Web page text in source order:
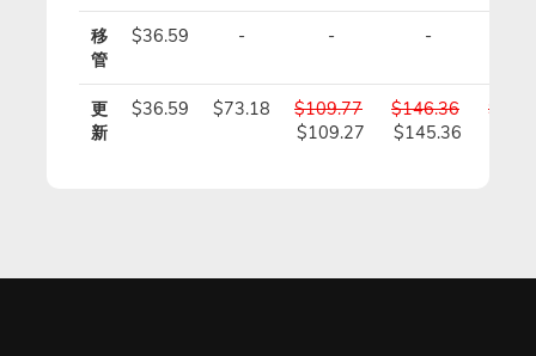
移
管
$36.59 - - -
更
新
$36.59 $73.18
$109.77
$109.27
$146.36
$145.36